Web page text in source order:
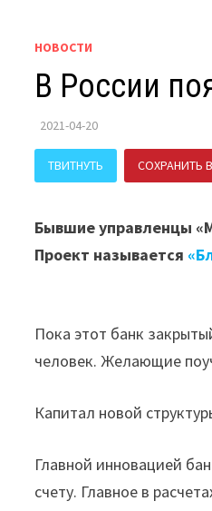
НОВОСТИ
В России
2021-04-20
ТВИТНУТЬ СОХРАНИТЬ В
Бывшие управленцы
Проект называется
Пока этот банк
человек. Желающие
Капитал новой
Главной инновацией
счету. Главное в